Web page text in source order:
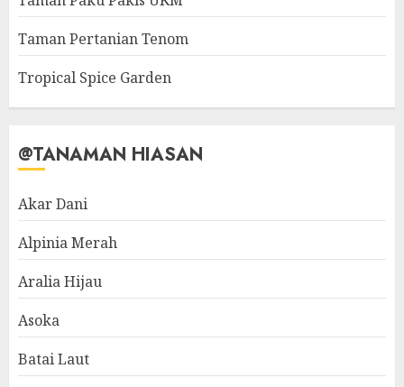
Taman Pertanian Tenom
Tropical Spice Garden
@TANAMAN HIASAN
Akar Dani
Alpinia Merah
Aralia Hijau
Asoka
Batai Laut